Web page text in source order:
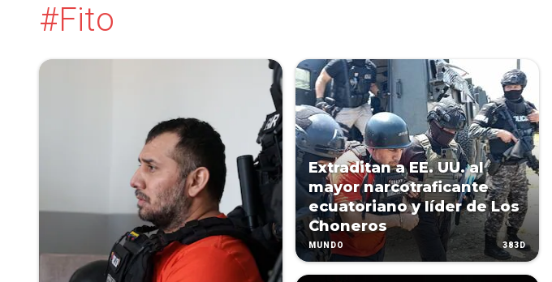
#Fito
Extraditan a EE. UU. al
mayor narcotraficante
ecuatoriano y líder de Los
Choneros
MUNDO 383D